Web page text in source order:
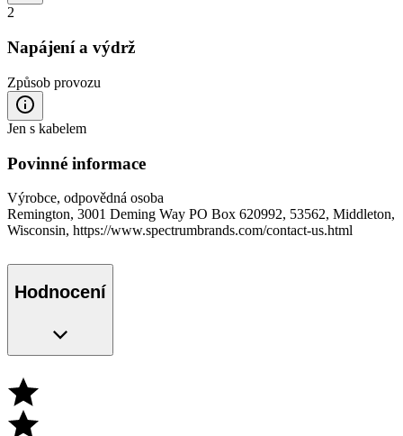
2
Napájení a výdrž
Způsob provozu
Jen s kabelem
Povinné informace
Výrobce, odpovědná osoba
Remington, 3001 Deming Way PO Box 620992, 53562, Middleton,
Wisconsin, https://www.spectrumbrands.com/contact-us.html
Hodnocení